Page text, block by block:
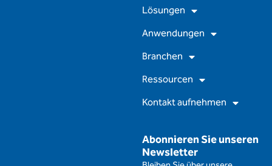
Abonnieren Sie unseren
Newsletter
Lösungen
Anwendungen
Branchen
Ressourcen
Kontakt aufnehmen